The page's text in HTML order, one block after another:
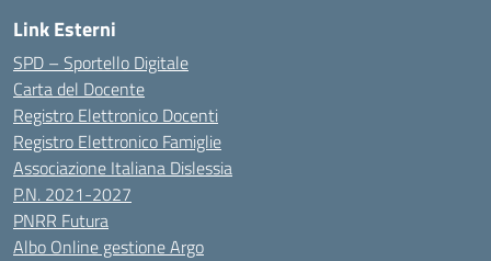
Link Esterni
SPD – Sportello Digitale
Carta del Docente
Registro Elettronico Docenti
Registro Elettronico Famiglie
Associazione Italiana Dislessia
P.N. 2021-2027
PNRR Futura
Albo Online gestione Argo